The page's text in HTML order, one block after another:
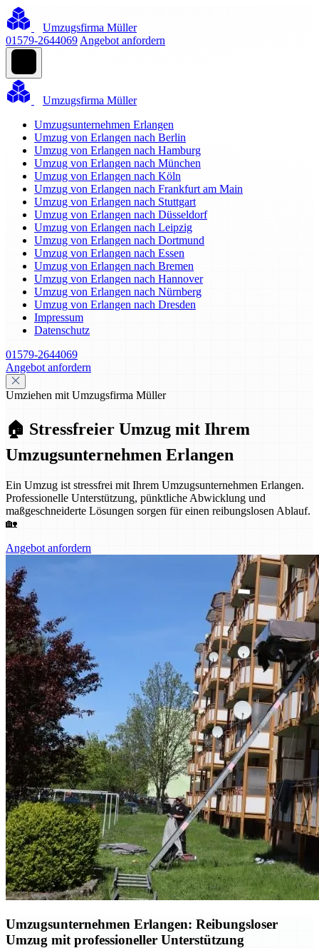
Umzugsfirma Müller
01579-2644069 Angebot anfordern
Umzugsfirma Müller
Umzugsunternehmen Erlangen
Umzug von Erlangen nach Berlin
Umzug von Erlangen nach Hamburg
Umzug von Erlangen nach München
Umzug von Erlangen nach Köln
Umzug von Erlangen nach Frankfurt am Main
Umzug von Erlangen nach Stuttgart
Umzug von Erlangen nach Düsseldorf
Umzug von Erlangen nach Leipzig
Umzug von Erlangen nach Dortmund
Umzug von Erlangen nach Essen
Umzug von Erlangen nach Bremen
Umzug von Erlangen nach Hannover
Umzug von Erlangen nach Nürnberg
Umzug von Erlangen nach Dresden
Impressum
Datenschutz
01579-2644069
Angebot anfordern
Umziehen mit Umzugsfirma Müller
🏠 Stressfreier Umzug mit Ihrem
Umzugsunternehmen Erlangen
Ein Umzug ist stressfrei mit Ihrem Umzugsunternehmen Erlangen.
Professionelle Unterstützung, pünktliche Abwicklung und
maßgeschneiderte Lösungen sorgen für einen reibungslosen Ablauf.
🏡
Angebot anfordern
Umzugsunternehmen Erlangen: Reibungsloser
Umzug mit professioneller Unterstützung